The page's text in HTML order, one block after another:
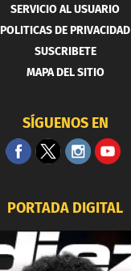
SERVICIO AL USUARIO
POLITICAS DE PRIVACIDAD
SUSCRIBETE
MAPA DEL SITIO
SÍGUENOS EN
PORTADA DIGITAL